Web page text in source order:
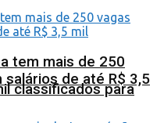
classificados para
tem mais de 250
de até R$ 3,5